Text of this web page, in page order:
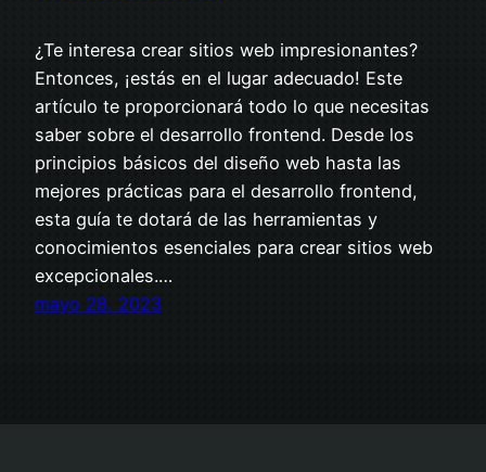
¿Te interesa crear sitios web impresionantes?
Entonces, ¡estás en el lugar adecuado! Este
artículo te proporcionará todo lo que necesitas
saber sobre el desarrollo frontend. Desde los
principios básicos del diseño web hasta las
mejores prácticas para el desarrollo frontend,
esta guía te dotará de las herramientas y
conocimientos esenciales para crear sitios web
excepcionales.…
mayo 28, 2023